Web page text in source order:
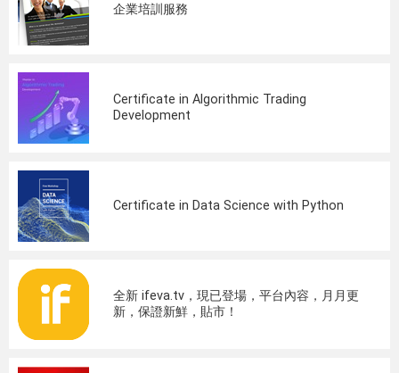
企業培訓服務
Certificate in Algorithmic Trading
Development
Certificate in Data Science with Python
全新 ifeva.tv，現已登場，平台內容，月月更
新，保證新鮮，貼市！